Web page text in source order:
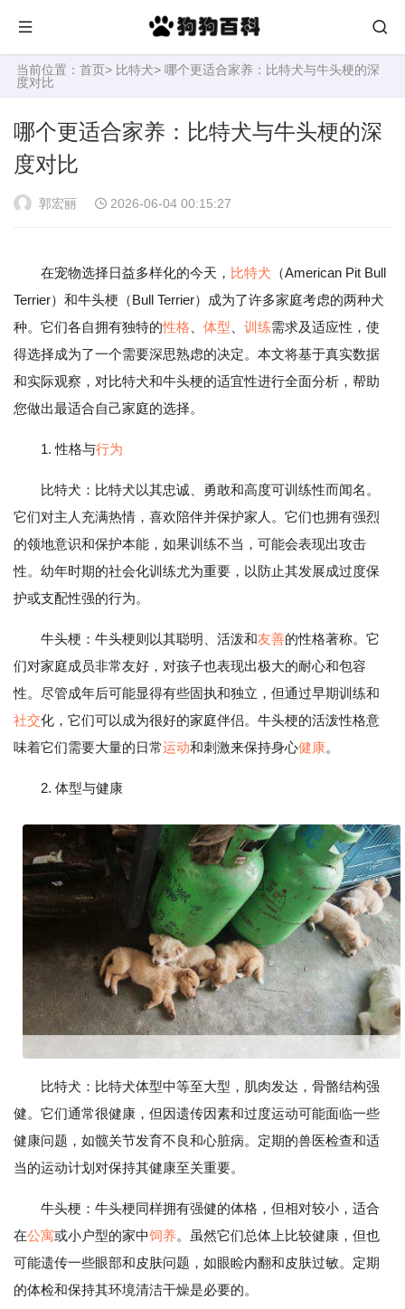
当前位置： 首页> 比特犬> 哪个更适合家养：比特犬与牛头梗的深
度对比
哪个更适合家养：比特犬与牛头梗的深
度对比
郭宏丽 2026-06-04 00:15:27
在宠物选择日益多样化的今天， 比特犬 （American Pit Bull
Terrier）和牛头梗（Bull Terrier）成为了许多家庭考虑的两种犬
种。它们各自拥有独特的性格 体型 训练需求及适应性，使
得选择成为了一个需要深思熟虑的决定。本文将基于真实数据
和实际观察，对比特犬和牛头梗的适宜性进行全面分析，帮助
您做出最适合自己家庭的选择。
1. 性格与行为
比特犬：比特犬以其忠诚、勇敢和高度可训练性而闻名。
它们对主人充满热情，喜欢陪伴并保护家人。它们也拥有强烈
的领地意识和保护本能，如果训练不当，可能会表现出攻击
性。幼年时期的社会化训练尤为重要，以防止其发展成过度保
护或支配性强的行为。
牛头梗：牛头梗则以其聪明、活泼和友善的性格著称。它
们对家庭成员非常友好，对孩子也表现出极大的耐心和包容
性。尽管成年后可能显得有些固执和独立，但通过早期训练和
社交化，它们可以成为很好的家庭伴侣。牛头梗的活泼性格意
味着它们需要大量的日常运动和刺激来保持身心健康。
2. 体型与健康
比特犬：比特犬体型中等至大型，肌肉发达，骨骼结构强
健。它们通常很健康，但因遗传因素和过度运动可能面临一些
健康问题，如髋关节发育不良和心脏病。定期的兽医检查和适
当的运动计划对保持其健康至关重要。
牛头梗：牛头梗同样拥有强健的体格，但相对较小，适合
在公寓或小户型的家中饲养。虽然它们总体上比较健康，但也
可能遗传一些眼部和皮肤问题，如眼睑内翻和皮肤过敏。定期
的体检和保持其环境清洁干燥是必要的。